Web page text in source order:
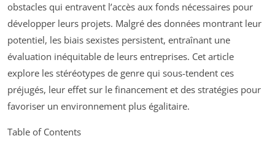
obstacles qui entravent l’accès aux fonds nécessaires pour
développer leurs projets. Malgré des données montrant leur
potentiel, les biais sexistes persistent, entraînant une
évaluation inéquitable de leurs entreprises. Cet article
explore les stéréotypes de genre qui sous-tendent ces
préjugés, leur effet sur le financement et des stratégies pour
favoriser un environnement plus égalitaire.
Table of Contents